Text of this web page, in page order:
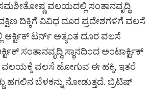
ವಲಯದಲ್ಲಿ ಸಂತಾನವೃದ್ಧಿ
ದಿಕ್ಕಿಗೆ ವಿವಿಧ ದೂರ ಪ್ರದೇಶಗಳಿಗೆ ವಲಸೆ
ಆರ್ಕ್ಟಿಕ್‌ ಟರ್ನ್‌ ಅತ್ಯಂತ ದೂರ ವಲಸೆ
ಸಂತಾನವೃದ್ಧಿ ಸ್ಥಾನದಿಂದ ಅಂಟಾರ್ಕ್ಟಿಕ್‌
ವಲಯಕ್ಕೆ ವಲಸೆ ಹೋಗುವ ಈ ಹಕ್ಕಿ, ಇತರೆ
ಹಗಲಿನ ಬೆಳಕನ್ನು ನೋಡುತ್ತದೆ. ಬ್ರಿಟಿಷ್‌